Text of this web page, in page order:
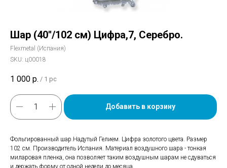
Шар (40''/102 см) Цифра,7, Серебро.
Flexmetal (Испания)
SKU: ц00018
1 000 р. / 1 pc
Добавить в корзину
Фольгированный шар.Надутый Гелием. Цифра золотого цвета. Размер
102 см. Производитель Испания. Материал воздушного шара - тонкая
миларовая пленка, она позволяет таким воздушным шарам не сдуваться
и держать форму от одной недели до месяца.